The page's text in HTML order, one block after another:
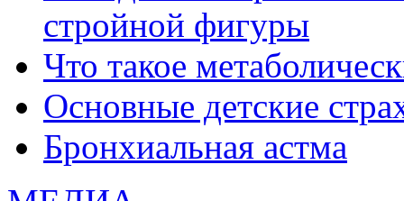
стройной фигуры
Что такое
Основные детские
Бронхиальная астма